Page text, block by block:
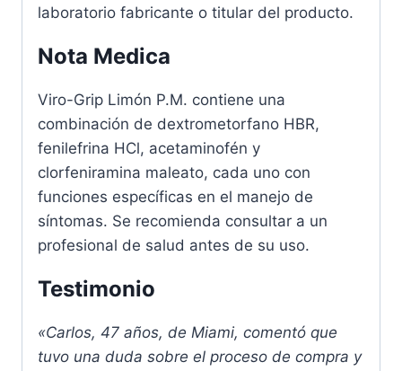
laboratorio fabricante o titular del producto.
Nota Medica
Viro-Grip Limón P.M. contiene una
combinación de dextrometorfano HBR,
fenilefrina HCl, acetaminofén y
clorfeniramina maleato, cada uno con
funciones específicas en el manejo de
síntomas. Se recomienda consultar a un
profesional de salud antes de su uso.
Testimonio
«Carlos, 47 años, de Miami, comentó que
tuvo una duda sobre el proceso de compra y